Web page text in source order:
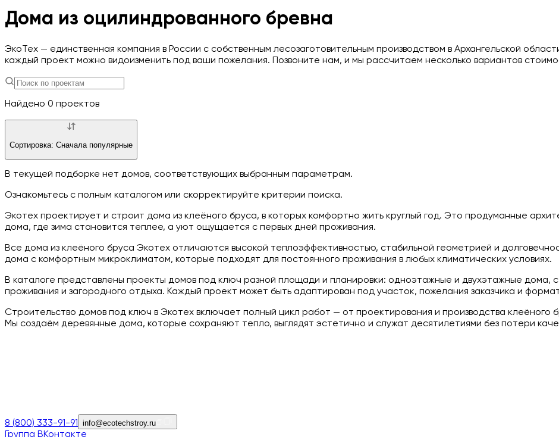
Я согласен Отказаться
Дома из оцилиндрованного бревна
ЭкоТех — единственная компания в России с собственным лесозаготовительным производством в Архангельской
каждый проект можно видоизменить под ваши пожелания. Позвоните нам, и мы рассчитаем несколько вариантов
Найдено 0 проектов
Сортировка: Сначала популярные
В текущей подборке нет домов, соответствующих выбранным параметрам.
Ознакомьтесь с полным каталогом или скорректируйте критерии поиска.
Экотех проектирует и строит дома из клеёного бруса, в которых комфортно жить круглый год. Это продуманные
дома, где зима становится теплее, а уют ощущается с первых дней проживания.
Все дома из клеёного бруса Экотех отличаются высокой теплоэффективностью, стабильной геометрией и
дома с комфортным микроклиматом, которые подходят для постоянного проживания в любых климатических условиях.
В каталоге представлены проекты домов под ключ разной площади и планировки: одноэтажные и двухэтажные дома,
проживания и загородного отдыха. Каждый проект может быть адаптирован под участок, пожелания заказчика и
Строительство домов под ключ в Экотех включает полный цикл работ — от проектирования и производства
Мы создаём деревянные дома, которые сохраняют тепло, выглядят эстетично и служат десятилетиями без потери
8 (800) 333-91-91 info@ecotechstroy.ru
Группа ВКонтакте